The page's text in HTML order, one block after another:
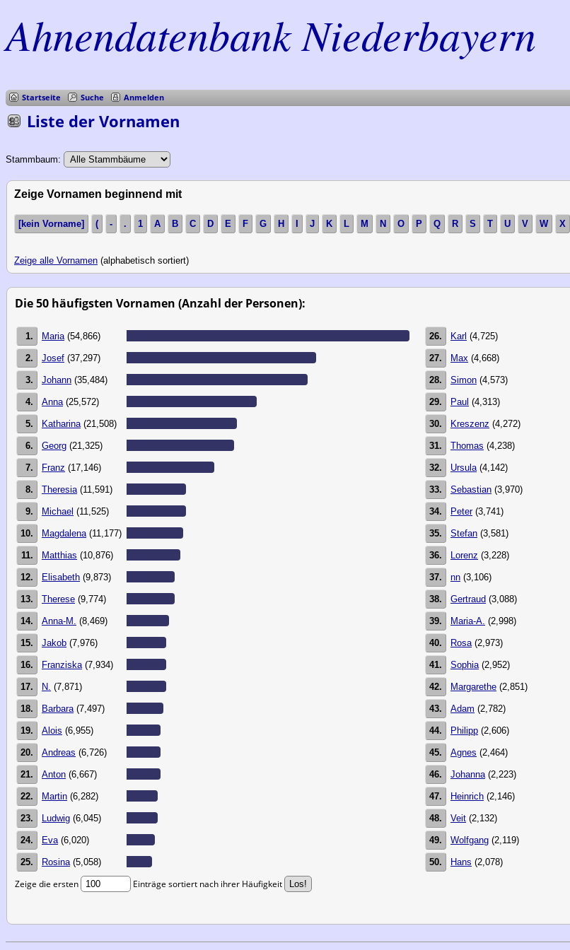
Ahnendatenbank Niederbayern
Startseite Suche Anmelden
Liste der Vornamen
Stammbaum:
Zeige Vornamen beginnend mit
[kein Vorname] ( - . 1 A B C D E F G H I J K L M N O P Q R S T U V W X
Zeige alle Vornamen (alphabetisch sortiert)
Die 50 häufigsten Vornamen (Anzahl der Personen):
1. Maria(54,866)
2. Josef (37,297)
3. Johann (35,484)
4. Anna(25,572)
5. Katharina(21,508)
6. Georg (21,325)
7. Franz (17,146)
8. Theresia(11,591)
9. Michael (11,525)
10. Magdalena(11,177)
11. Matthias (10,876)
12. Elisabeth (9,873)
13. Therese (9,774)
14. Anna-M. (8,469)
15. Jakob (7,976)
16. Franziska(7,934)
17. N. (7,871)
18. Barbara(7,497)
19. Alois (6,955)
20. Andreas (6,726)
21. Anton (6,667)
22. Martin (6,282)
23. Ludwig (6,045)
24. Eva(6,020)
25. Rosina(5,058)
26. Karl (4,725)
27. Max (4,668)
28. Simon (4,573)
29. Paul (4,313)
30. Kreszenz (4,272)
31. Thomas (4,238)
32. Ursula(4,142)
33. Sebastian (3,970)
34. Peter(3,741)
35. Stefan (3,581)
36. Lorenz (3,228)
37. nn (3,106)
38. Gertraud (3,088)
39. Maria-A. (2,998)
40. Rosa(2,973)
41. Sophia(2,952)
42. Margarethe (2,851)
43. Adam (2,782)
44. Philipp (2,606)
45. Agnes (2,464)
46. Johanna(2,223)
47. Heinrich (2,146)
48. Veit (2,132)
49. Wolfgang (2,119)
50. Hans (2,078)
Zeige die ersten Einträge sortiert nach ihrer Häufigkeit